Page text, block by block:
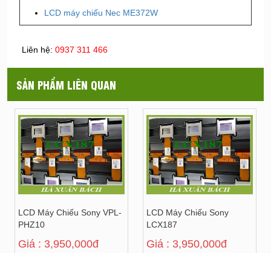
LCD máy chiếu Nec ME372W
Liên hệ: 0937 311 466
SẢN PHẨM LIÊN QUAN
LCD Máy Chiếu Sony VPL-
PHZ10
Giá : 3,950,000đ
LCD Máy Chiếu Sony
LCX187
Giá : 3,950,000đ